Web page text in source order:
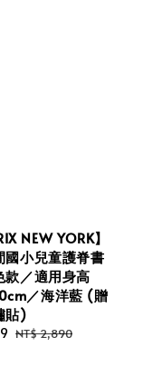
NEW YORK】
國小兒童護脊書
款／適用身高
／海洋藍 (贈
貼)
Regular
NT$ 2,890